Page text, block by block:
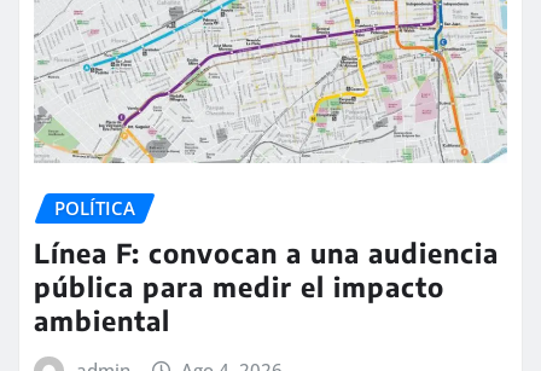
POLÍTICA
Línea F: convocan a una audiencia
pública para medir el impacto
ambiental